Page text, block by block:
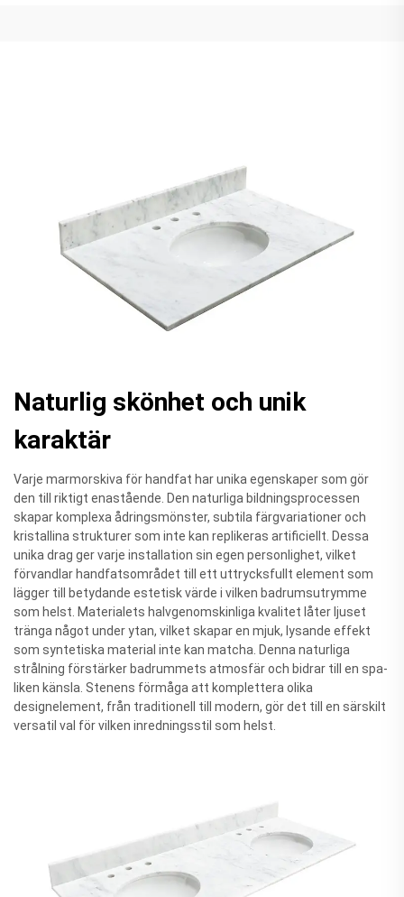
Naturlig skönhet och unik
karaktär
Varje marmorskiva för handfat har unika egenskaper som gör
den till riktigt enastående. Den naturliga bildningsprocessen
skapar komplexa ådringsmönster, subtila färgvariationer och
kristallina strukturer som inte kan replikeras artificiellt. Dessa
unika drag ger varje installation sin egen personlighet, vilket
förvandlar handfatsområdet till ett uttrycksfullt element som
lägger till betydande estetisk värde i vilken badrumsutrymme
som helst. Materialets halvgenomskinliga kvalitet låter ljuset
tränga något under ytan, vilket skapar en mjuk, lysande effekt
som syntetiska material inte kan matcha. Denna naturliga
strålning förstärker badrummets atmosfär och bidrar till en spa-
liken känsla. Stenens förmåga att komplettera olika
designelement, från traditionell till modern, gör det till en särskilt
versatil val för vilken inredningsstil som helst.